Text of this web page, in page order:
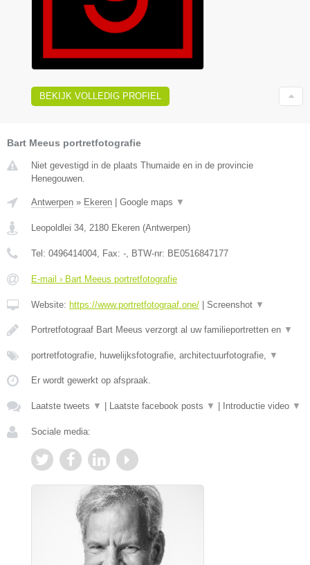
BEKIJK VOLLEDIG PROFIEL
Bart Meeus portretfotografie
Niet gevestigd in de plaats Thumaide en in de provincie
Henegouwen.
Antwerpen » Ekeren | Google maps ▼
Leopoldlei 34 2180 Ekeren (Antwerpen)
Tel: 0496414004 , Fax: - , BTW-nr: BE0516847177
E-mail › Bart Meeus portretfotografie
Website: https://www.portretfotograaf.one/ | Screenshot ▼
Portretfotograaf Bart Meeus verzorgt al uw familieportretten en ▼
portretfotografie, huwelijksfotografie, architectuurfotografie, ▼
Er wordt gewerkt op afspraak.
Laatste tweets ▼ | Laatste facebook posts ▼ | Introductie video ▼
Sociale media: